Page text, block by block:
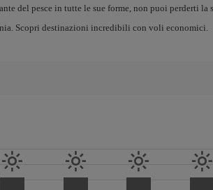
del pesce in tutte le sue forme, non puoi perderti
Scopri destinazioni incredibili con voli economici.